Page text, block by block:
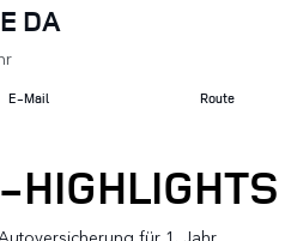
DA
E-Mail Route
HIGHLIGHTS
für 1. Jahr